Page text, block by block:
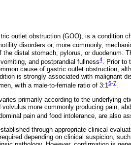
outlet obstruction (GOO), is a condition
disorders or, more commonly,
the distal stomach, pylorus, or duodenum.
and postprandial fullness4. Prior to
cause of gastric outlet obstruction,
is strongly associated with malignant
with a male-to-female ratio of 3:15-7.
primarily according to the underlying
more commonly producing pain,
pain and food intolerance, are also
through appropriate clinical
depending on clinical suspicion,